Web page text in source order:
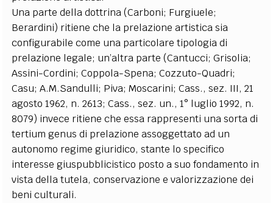
Una parte della dottrina (Carboni; Furgiuele;
Berardini) ritiene che la prelazione artistica sia
configurabile come una particolare tipologia di
prelazione legale; un’altra parte (Cantucci; Grisolia;
Assini-Cordini; Coppola-Spena; Cozzuto-Quadri;
Casu; A.M.Sandulli; Piva; Moscarini; Cass., sez. III, 21
agosto 1962, n. 2613; Cass., sez. un., 1° luglio 1992, n.
8079) invece ritiene che essa rappresenti una sorta di
tertium genus di prelazione assoggettato ad un
autonomo regime giuridico, stante lo specifico
interesse giuspubblicistico posto a suo fondamento in
vista della tutela, conservazione e valorizzazione dei
beni culturali.